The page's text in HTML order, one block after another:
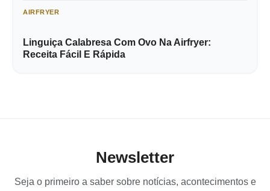
AIRFRYER
Linguiça Calabresa Com Ovo Na Airfryer:
Receita Fácil E Rápida
Newsletter
Seja o primeiro a saber sobre notícias, acontecimentos e